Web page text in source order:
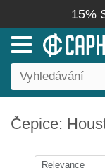
15%
Čepice: